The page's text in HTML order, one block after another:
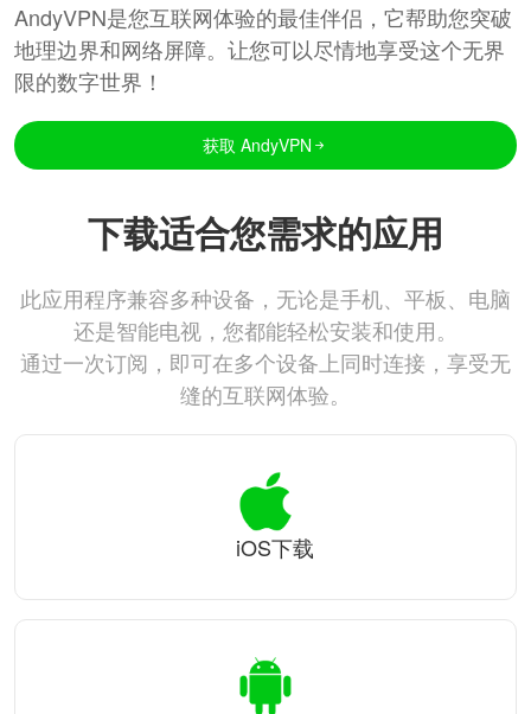
AndyVPN是您互联网体验的最佳伴侣，它帮助您突破
地理边界和网络屏障。让您可以尽情地享受这个无界
限的数字世界！
获取 AndyVPN
下载适合您需求的应用
此应用程序兼容多种设备，无论是手机、平板、电脑
还是智能电视，您都能轻松安装和使用。
通过一次订阅，即可在多个设备上同时连接，享受无
缝的互联网体验。
iOS下载